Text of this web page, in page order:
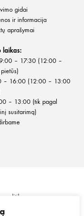
gidai
ir informacija
aprašymai
laikas:
– 17:30 (12:00 –
– 16:00 (12:00 – 13:00
– 13:00 (tik pagal
susitarimą)
politika